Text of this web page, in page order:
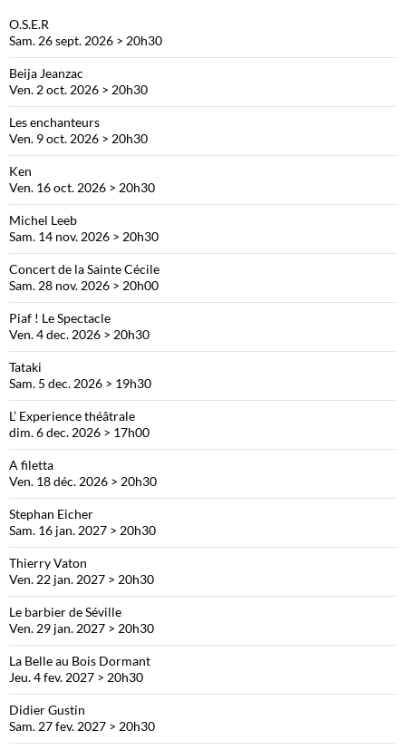
O.S.E.R
Sam. 26 sept. 2026 > 20h30
Beija Jeanzac
Ven. 2 oct. 2026 > 20h30
Les enchanteurs
Ven. 9 oct. 2026 > 20h30
Ken
Ven. 16 oct. 2026 > 20h30
Michel Leeb
Sam. 14 nov. 2026 > 20h30
Concert de la Sainte Cécile
Sam. 28 nov. 2026 > 20h00
Piaf ! Le Spectacle
Ven. 4 dec. 2026 > 20h30
Tataki
Sam. 5 dec. 2026 > 19h30
L’ Experience théâtrale
dim. 6 dec. 2026 > 17h00
A filetta
Ven. 18 déc. 2026 > 20h30
Stephan Eicher
Sam. 16 jan. 2027 > 20h30
Thierry Vaton
Ven. 22 jan. 2027 > 20h30
Le barbier de Séville
Ven. 29 jan. 2027 > 20h30
La Belle au Bois Dormant
Jeu. 4 fev. 2027 > 20h30
Didier Gustin
Sam. 27 fev. 2027 > 20h30